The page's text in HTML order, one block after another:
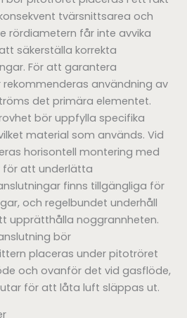
tvärsnittsarea och
rördiametern får inte avvika
säkerställa korrekta
För att garantera
användning av
det primära elementet.
bör uppfylla specifika
material som används. Vid
horisontell montering med
för att underlätta
finns tillgängliga för
och regelbundet underhåll
upprätthålla noggrannheten.
bör
placeras under pitotröret
och ovanför det vid gasflöde,
för att låta luft släppas ut.